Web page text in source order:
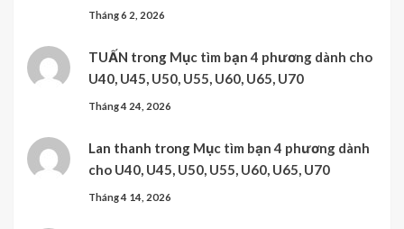
Tháng 6 2, 2026
TUẤN trong Mục tìm bạn 4 phương dành cho
U40, U45, U50, U55, U60, U65, U70
Tháng 4 24, 2026
Lan thanh trong Mục tìm bạn 4 phương dành
cho U40, U45, U50, U55, U60, U65, U70
Tháng 4 14, 2026